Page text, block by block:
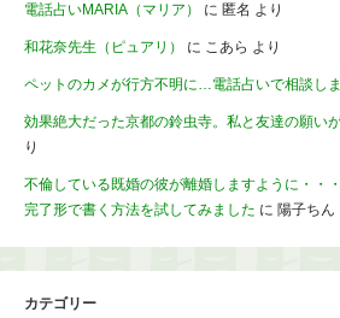
電話占いMARIA（マリア） に 匿名 より
和花奈先生（ピュアリ） に こあら より
ペットのカメが行方不明に…電話占いで相談し
効果絶大だった京都の鈴虫寺。私と友達の願い
り
不倫している既婚の彼が離婚しますように・・
完了形で書く方法を試してみました に 陽子ちん
カテゴリー